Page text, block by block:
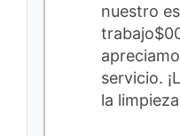
nuestro
servicio.
la